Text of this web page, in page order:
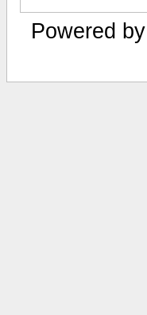
Powered